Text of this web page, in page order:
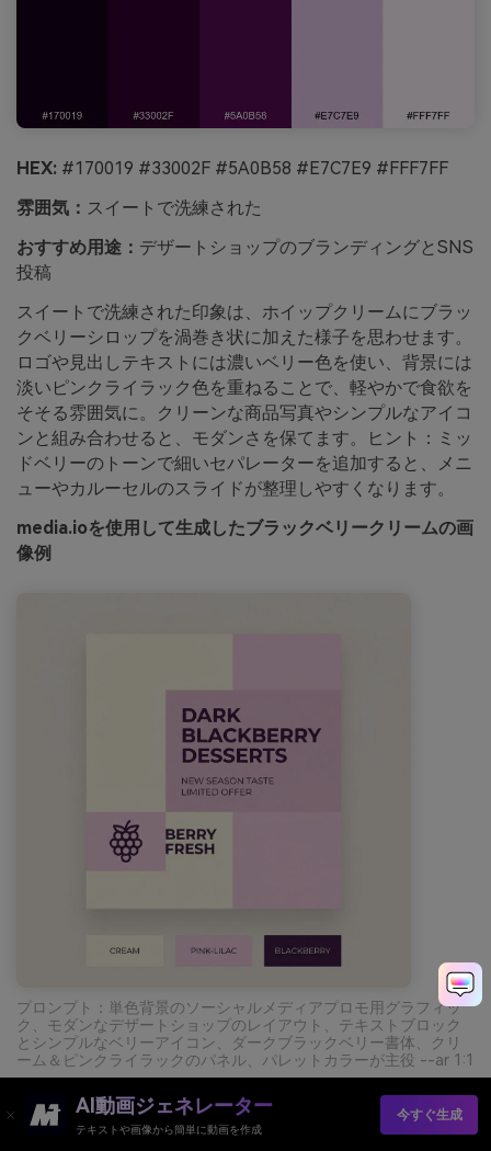
HEX: #170019 #33002F #5A0B58 #E7C7E9 #FFF7FF
雰囲気： スイートで洗練された
おすすめ用途： デザートショップのブランディングとSNS
投稿
スイートで洗練された印象は、ホイップクリームにブラッ
クベリーシロップを渦巻き状に加えた様子を思わせます。
ロゴや見出しテキストには濃いベリー色を使い、背景には
淡いピンクライラック色を重ねることで、軽やかで食欲を
そそる雰囲気に。クリーンな商品写真やシンプルなアイコ
ンと組み合わせると、モダンさを保てます。ヒント：ミッ
ドベリーのトーンで細いセパレーターを追加すると、メニ
ューやカルーセルのスライドが整理しやすくなります。
media.ioを使用して生成したブラックベリークリームの画
像例
プロンプト：単色背景のソーシャルメディアプロモ用グラフィッ
ク、モダンなデザートショップのレイアウト、テキストブロック
とシンプルなベリーアイコン、ダークブラックベリー書体、クリ
ーム＆ピンクライラックのパネル、パレットカラーが主役 --ar 1:1
AIでダークバイオレットパレットのビジュアルを無料作
AI動画ジェネレーター
テキストや画像から簡単に動画を作成
今すぐ生成